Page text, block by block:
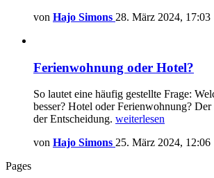
von Hajo Simons 28. März 2024, 17:03
Ferienwohnung oder Hotel?
So lautet eine häufig gestellte Frage:
besser? Hotel oder Ferienwohnung?
der Entscheidung. weiterlesen
von Hajo Simons 25. März 2024, 12:06
Pages